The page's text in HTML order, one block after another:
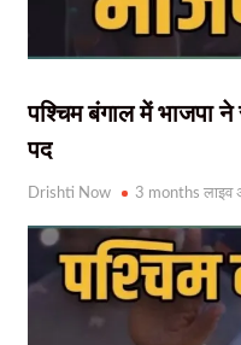
पश्चिम बंगाल में भाजपा ने
पद
Drishti Now 3 months लाइव